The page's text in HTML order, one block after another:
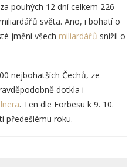
pouhých 12 dní celkem 226
světa. Ano, i bohatí o
jmění všech miliardářů snížil o
nejbohatších Čechů, ze
dotkla i
. Ten dle Forbesu k 9. 10.
předešlému roku.